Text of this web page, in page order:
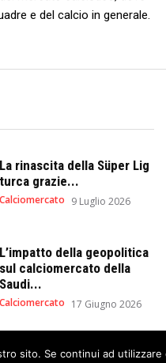
e del calcio in generale.
La rinascita della Süper Lig
turca grazie...
Calciomercato 9 Luglio 2026
L’impatto della geopolitica
sul calciomercato della
Saudi...
Calciomercato 17 Giugno 2026
sito. Se continui ad